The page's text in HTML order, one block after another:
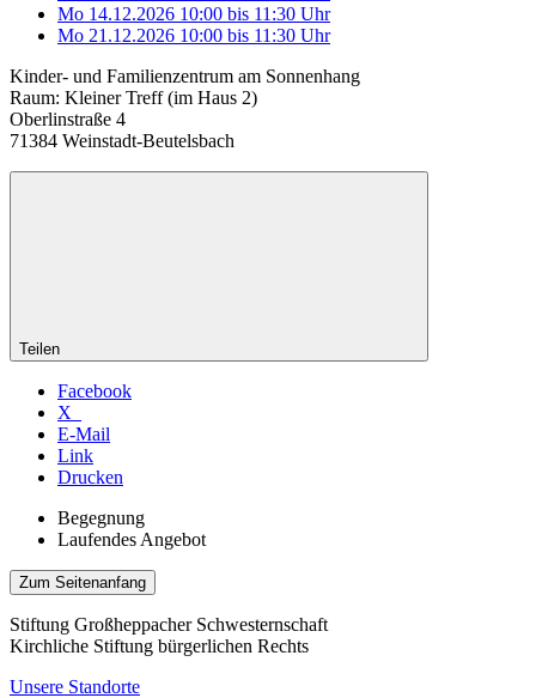
Mo 14.12.2026 10:00 bis 11:30 Uhr
Mo 21.12.2026 10:00 bis 11:30 Uhr
Kinder- und Familienzentrum am Sonnenhang
Raum: Kleiner Treff (im Haus 2)
Oberlinstraße 4
71384 Weinstadt-Beutelsbach
Teilen
Facebook
X
E-Mail
Link
Drucken
Begegnung
Laufendes Angebot
Zum Seitenanfang
Stiftung Großheppacher Schwesternschaft
Kirchliche Stiftung bürgerlichen Rechts
Unsere Standorte